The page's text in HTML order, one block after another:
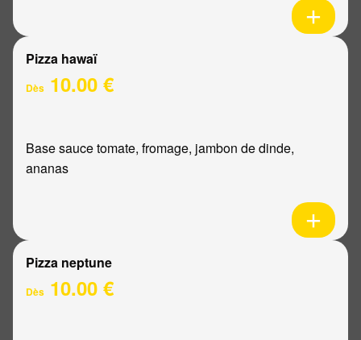
Pizza hawaï
Dès 10.00 €
Base sauce tomate, fromage, jambon de dinde,
ananas
Pizza neptune
Dès 10.00 €